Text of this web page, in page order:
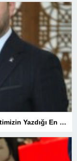
Başkan Selmanoğlu: “15 Temmuz, Milletimizin Yazdığı En Büyük Demokrasi Destanlarından Biridir”